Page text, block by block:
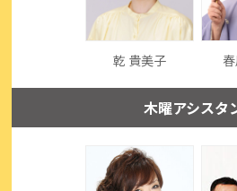
乾 貴美子
木曜アシスタ